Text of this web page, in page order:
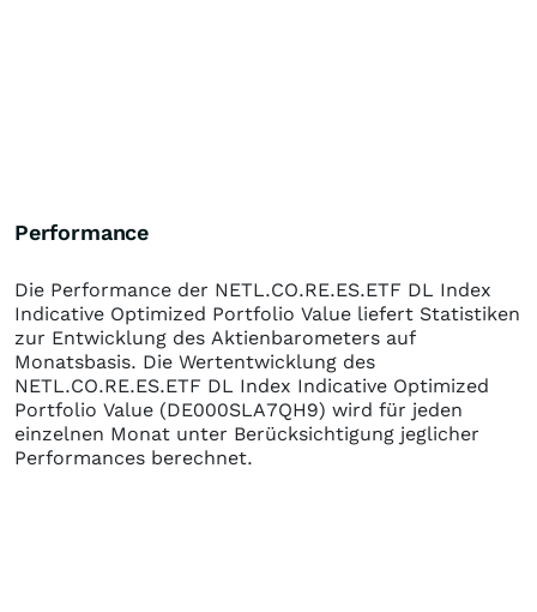
Performance
Die Performance der NETL.CO.RE.ES.ETF DL Index
Indicative Optimized Portfolio Value liefert Statistiken
zur Entwicklung des Aktienbarometers auf
Monatsbasis. Die Wertentwicklung des
NETL.CO.RE.ES.ETF DL Index Indicative Optimized
Portfolio Value (DE000SLA7QH9) wird für jeden
einzelnen Monat unter Berücksichtigung jeglicher
Performances berechnet.